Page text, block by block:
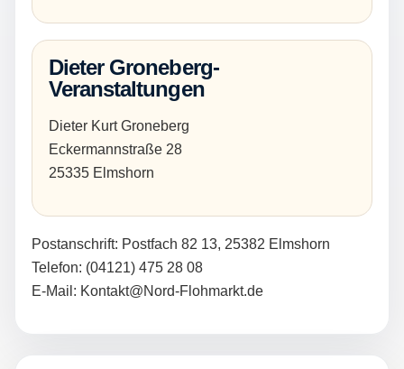
Dieter Groneberg-
Veranstaltungen
Dieter Kurt Groneberg
Eckermannstraße 28
25335 Elmshorn
Postanschrift: Postfach 82 13, 25382 Elmshorn
Telefon: (04121) 475 28 08
E-Mail: Kontakt@Nord-Flohmarkt.de